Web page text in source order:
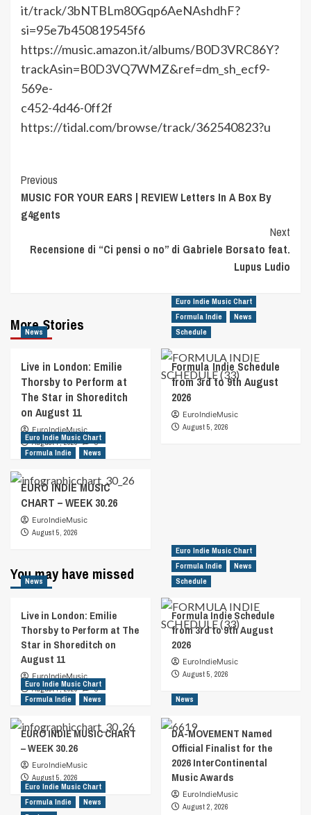
it/track/3bNTBLm80Gqp6AeNAshdhF?
si=95e7b450819545f6
https://music.amazon.it/albums/B0D3VRC86Y?
trackAsin=B0D3VQ7WMZ&ref=dm_sh_ecf9-
569e-
c452-4d46-0ff2f
https://tidal.com/browse/track/362540823?u
Post
Navigation
Previous
MUSIC FOR YOUR EARS | REVIEW Letters In A Box By
g4gents
Next
Recensione di “Ci pensi o no” di Gabriele Borsato feat.
Lupus Ludio
More Stories
News
Live in London: Emilie
Thorsby to Perform at
The Star in Shoreditch
on August 11
EuroIndieMusic
August 7, 2026
0
Euro Indie Music Chart
Formula Indie
News
Schedule
Formula Indie Schedule
from 3rd to 9th August
2026
EuroIndieMusic
August 5, 2026
Euro Indie Music Chart
Formula Indie
News
EURO INDIE MUSIC
CHART – WEEK 30.26
EuroIndieMusic
August 5, 2026
You may have missed
News
Live in London: Emilie
Thorsby to Perform at The
Star in Shoreditch on
August 11
EuroIndieMusic
August 7, 2026
0
Euro Indie Music Chart
Formula Indie
News
Schedule
Formula Indie Schedule
from 3rd to 9th August
2026
EuroIndieMusic
August 5, 2026
Euro Indie Music Chart
Formula Indie
News
EURO INDIE MUSIC CHART
– WEEK 30.26
EuroIndieMusic
August 5, 2026
News
DA-MOVEMENT Named
Official Finalist for the
2026 InterContinental
Music Awards
EuroIndieMusic
August 2, 2026
Euro Indie Music Chart
Formula Indie
News